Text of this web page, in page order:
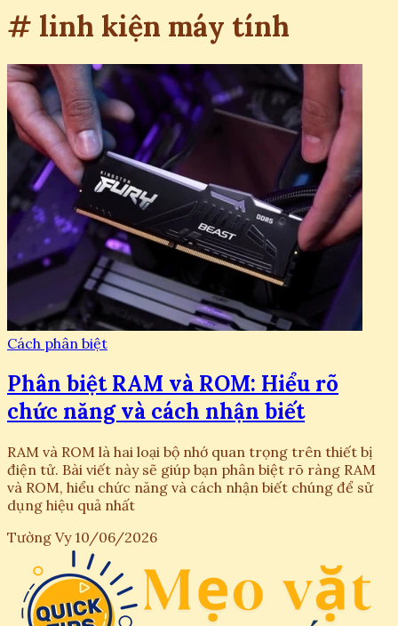
# linh kiện máy tính
Cách phân biệt
Phân biệt RAM và ROM: Hiểu rõ
chức năng và cách nhận biết
RAM và ROM là hai loại bộ nhớ quan trọng trên thiết bị
điện tử. Bài viết này sẽ giúp bạn phân biệt rõ ràng RAM
và ROM, hiểu chức năng và cách nhận biết chúng để sử
dụng hiệu quả nhất
Tường Vy 10/06/2026